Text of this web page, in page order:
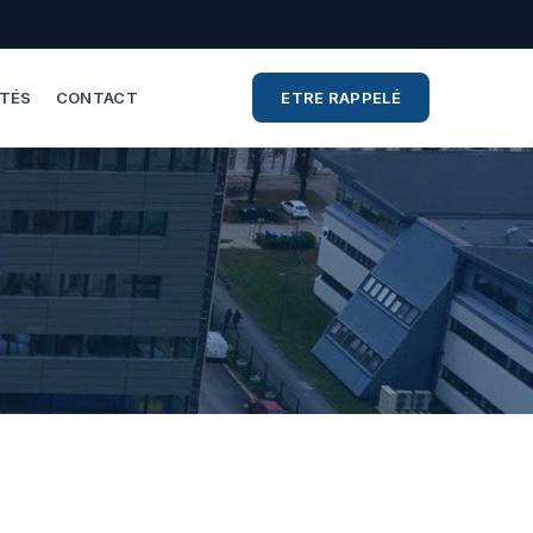
CONTACT ETRE RAPPELÉ